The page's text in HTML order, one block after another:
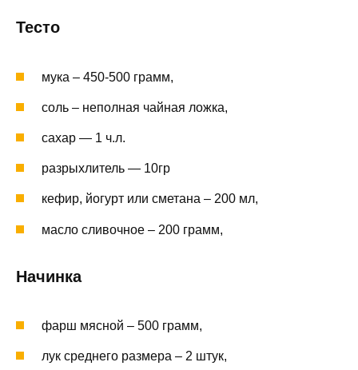
Тесто
мука – 450-500 грамм,
соль – неполная чайная ложка,
сахар — 1 ч.л.
разрыхлитель — 10гр
кефир, йогурт или сметана – 200 мл,
масло сливочное – 200 грамм,
Начинка
фарш мясной – 500 грамм,
лук среднего размера – 2 штук,